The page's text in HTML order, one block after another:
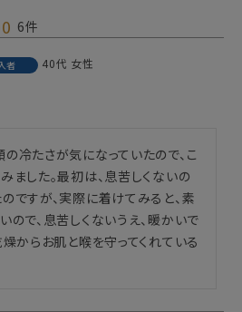
6
者 40代 女性
冷たさが気になっていたので、こ
ました。最初は、息苦しくないの
ですが、実際に着けてみると、素
ので、息苦しくないうえ、暖かいで
燥からお肌と喉を守ってくれている